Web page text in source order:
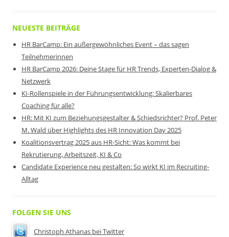
NEUESTE BEITRÄGE
HR BarCamp: Ein außergewöhnliches Event – das sagen
Teilnehmerinnen
HR BarCamp 2026: Deine Stage für HR Trends, Experten-Dialog &
Netzwerk
KI-Rollenspiele in der Führungsentwicklung: Skalierbares
Coaching für alle?
HR: Mit KI zum Beziehungsgestalter & Schiedsrichter? Prof. Peter
M. Wald über Highlights des HR Innovation Day 2025
Koalitionsvertrag 2025 aus HR-Sicht: Was kommt bei
Rekrutierung, Arbeitszeit, KI & Co
Candidate Experience neu gestalten: So wirkt KI im Recruiting-
Alltag
FOLGEN SIE UNS
Christoph Athanas bei Twitter